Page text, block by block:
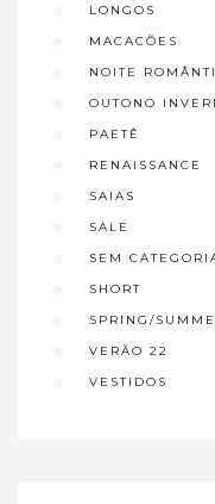
LONGOS
MACACÕES
NOITE
OUTONO
PAETÊ
RENAISSANCE
SAIAS
SALE
SEM
SHORT
SPRING/
VERÃO 22
VESTIDOS